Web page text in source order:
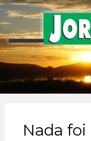
Nada